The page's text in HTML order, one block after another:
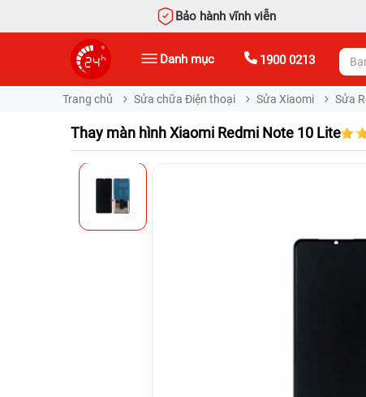
Bảo hành vĩnh viễn
Danh mục 1900 0213
Trang chủ Sửa chữa Điện thoại Sửa Xiaomi Sửa
Thay màn hình Xiaomi Redmi Note 10 Lite